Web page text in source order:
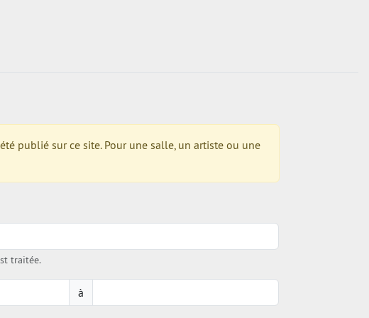
publié sur ce site. Pour une salle, un artiste ou une
traitée.
à